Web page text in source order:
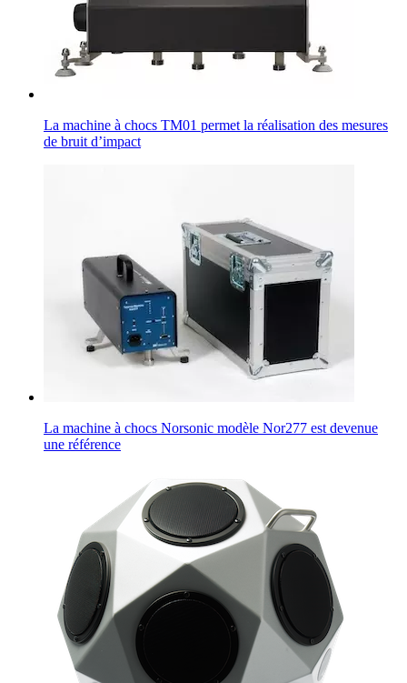
La machine à chocs TM01 permet la réalisation des mesures
de bruit d’impact
La machine à chocs Norsonic modèle Nor277 est devenue
une référence